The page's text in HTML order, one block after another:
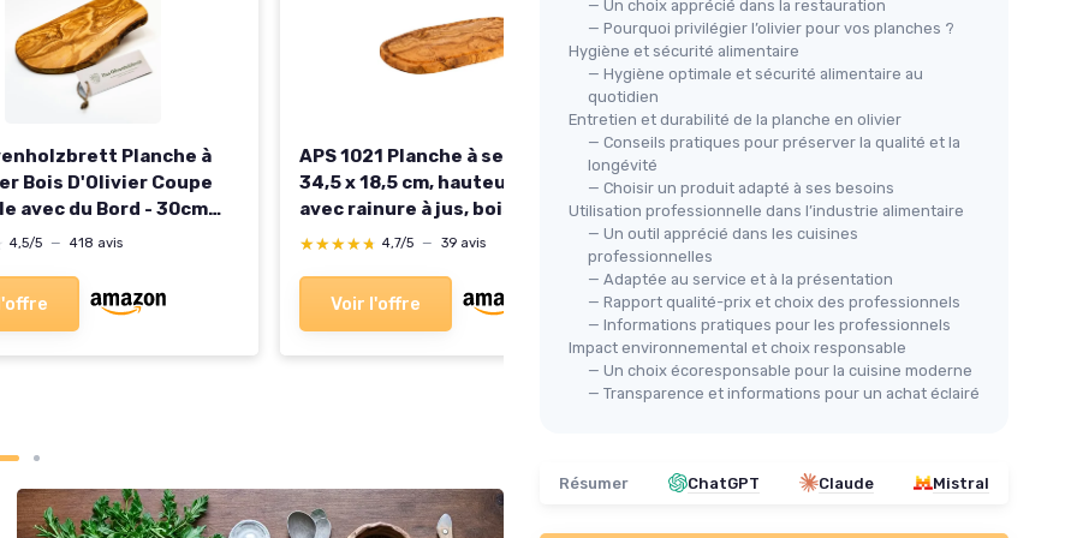
Planche à
Bois D'Olivier Coupe
avec du Bord - 30cm
cm
4,5/5 — 418 avis
APS 1021 Planche à servir OLIVE,
34,5 x 18,5 cm, hauteur 2 cm,
avec rainure à jus, bois d'olivier,
variations naturelles de forme,
★★★★★
★★★★★ 4,7/5 — 39 avis
Voir l'offre
HENDI
Planche à découper, plateau de
service, plateau à fromage, en
bois d'olivier, rectangulaire, ca -
300x150x(H)18mm
Voir l'offre
— Un choix apprécié dans la restauration
— Pourquoi privilégier l’olivier pour vos planches ?
Hygiène et sécurité alimentaire
— Hygiène optimale et sécurité alimentaire au
quotidien
Entretien et durabilité de la planche en olivier
— Conseils pratiques pour préserver la qualité et la
longévité
— Choisir un produit adapté à ses besoins
Utilisation professionnelle dans l’industrie alimentaire
— Un outil apprécié dans les cuisines
professionnelles
— Adaptée au service et à la présentation
— Rapport qualité-prix et choix des professionnels
— Informations pratiques pour les professionnels
Impact environnemental et choix responsable
— Un choix écoresponsable pour la cuisine moderne
— Transparence et informations pour un achat éclairé
Résumer ChatGPT Claude Mistral